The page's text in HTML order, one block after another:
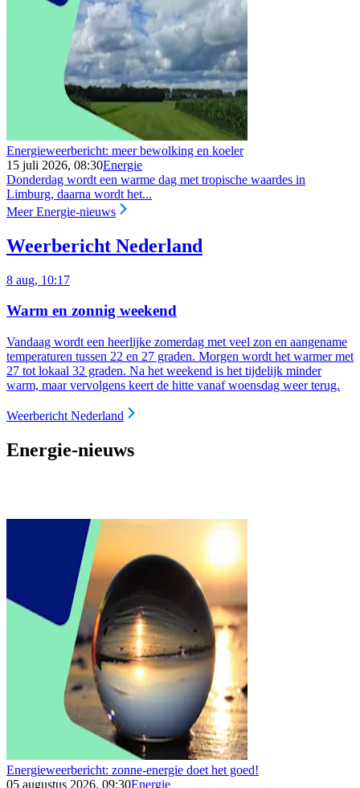
Energieweerbericht: meer bewolking en koeler
15 juli 2026, 08:30Energie
Donderdag wordt een warme dag met tropische waardes in
Limburg, daarna wordt het...
Meer Energie-nieuws
Weerbericht Nederland
8 aug, 10:17
Warm en zonnig weekend
Vandaag wordt een heerlijke zomerdag met veel zon en aangename
temperaturen tussen 22 en 27 graden. Morgen wordt het warmer met
27 tot lokaal 32 graden. Na het weekend is het tijdelijk minder
warm, maar vervolgens keert de hitte vanaf woensdag weer terug.
Weerbericht Nederland
Energie-nieuws
Energieweerbericht: zonne-energie doet het goed!
05 augustus 2026, 09:30Energie